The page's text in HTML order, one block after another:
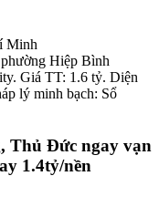
Minh
Hiệp Bình
Giá TT: 1.6 tỷ. Diện
lý minh bạch: Sổ
Thủ Đức ngay vạn
1.4tỷ/nền